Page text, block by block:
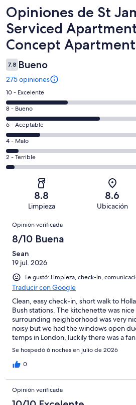
Opiniones
Opiniones de St
Serviced
Concept
7.8 Bueno
275 opiniones
Puntuación
de
10,
es
decir,
Excelente.
Basada
en
opiniones
10 - Excelente
Puntuación
de
8,
es
decir,
Bueno.
opiniones
8 - Bueno
Puntuación
de
6,
es
decir,
Aceptable.
de
275
opiniones
6 - Aceptable
Puntuación
de
4,
Basada
16
de
opiniones
4 - Malo
Puntuación
de
Terrible.
Basada
de
275
opiniones
2 - Terrible
8.8
Limpieza
8.6
Ubicación
Opiniones
Opinión verificada
8/10 Buena
Sean
19 jul. 2026
Le gustó: Limpieza, check-in,
Traducir con Google
Clean, easy check-in, short walk to
Bush stations. The kitchenette was
surrounding neighborhood was very
noisy but we had the windows open
temps in London, luckily there was a
for sleeping. Found the stairwell to be
Se hospedó 6 noches en julio de 2026
0
Opinión verificada